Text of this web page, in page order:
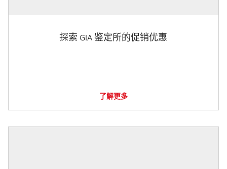
探索 GIA 鉴定所的促销优惠
了解更多